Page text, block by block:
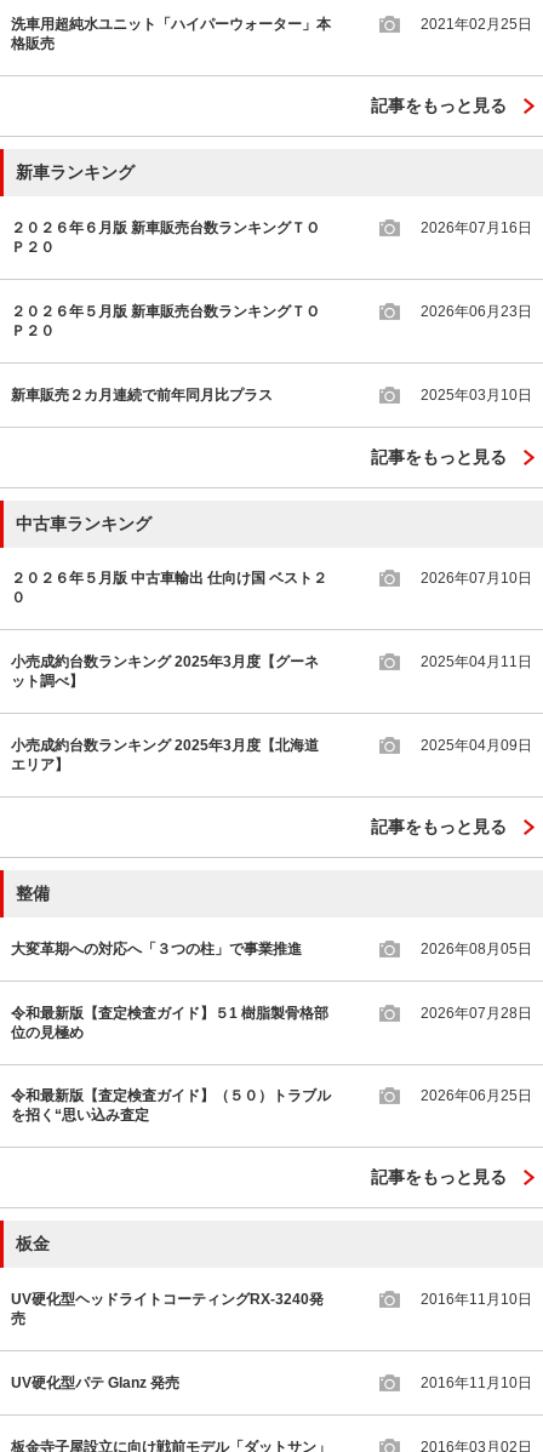
洗車用超純水ユニット「ハイパーウォーター」本
格販売
2021年02月25日
記事をもっと見る
新車ランキング
２０２６年６月版 新車販売台数ランキングＴＯ
Ｐ２０
2026年07月16日
２０２６年５月版 新車販売台数ランキングＴＯ
Ｐ２０
2026年06月23日
新車販売２カ月連続で前年同月比プラス 2025年03月10日
記事をもっと見る
中古車ランキング
２０２６年５月版 中古車輸出 仕向け国 ベスト２
０
2026年07月10日
小売成約台数ランキング 2025年3月度【グーネ
ット調べ】
2025年04月11日
小売成約台数ランキング 2025年3月度【北海道
エリア】
2025年04月09日
記事をもっと見る
整備
大変革期への対応へ「３つの柱」で事業推進 2026年08月05日
令和最新版【査定検査ガイド】５1 樹脂製骨格部
位の見極め
2026年07月28日
令和最新版【査定検査ガイド】（５０）トラブル
を招く“思い込み査定
2026年06月25日
記事をもっと見る
板金
UV硬化型ヘッドライトコーティングRX-3240発
売
2016年11月10日
UV硬化型パテ Glanz 発売 2016年11月10日
板金寺子屋設立に向け戦前モデル「ダットサン」 2016年03月02日